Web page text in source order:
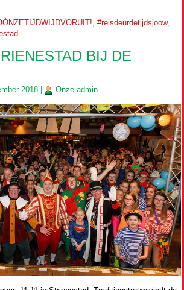
,#reisdeurdetijdsjoow,
BIJ DE
2018 Onze admin